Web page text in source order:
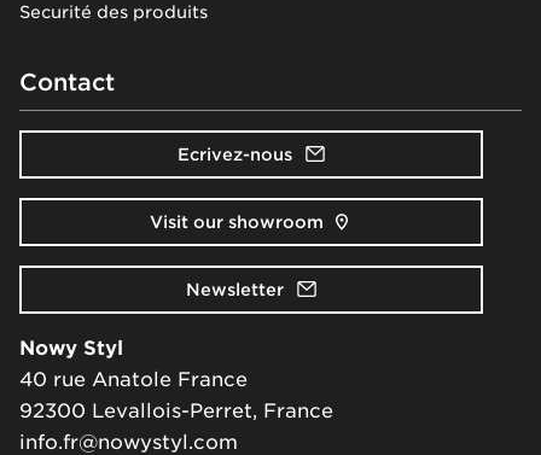
Securité des produits
Contact
Ecrivez-nous
Visit our showroom
Newsletter
Nowy Styl
40 rue Anatole France
92300 Levallois-Perret, France
info.fr@nowystyl.com